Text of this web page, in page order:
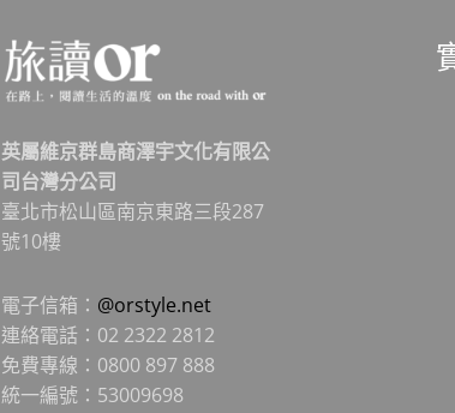
英屬維京群島商澤宇文化有限公
司台灣分公司
臺北市松山區南京東路三段287
號10樓
電子信箱： @orstyle.net
連絡電話：02 2322 2812
免費專線：0800 897 888
統一編號：53009698